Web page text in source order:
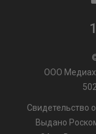
ООО
Свидетельство
Выдано